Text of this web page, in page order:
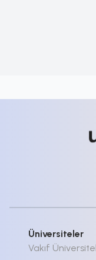
Üniversiteler
Vakıf